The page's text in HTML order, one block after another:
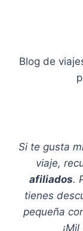
Blog de
Si te gusta
viaje,
afiliados.
tienes
pequeña